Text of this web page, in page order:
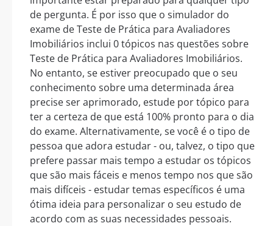
de pergunta. É por isso que o simulador do
exame de Teste de Prática para Avaliadores
Imobiliários inclui 0 tópicos nas questões sobre
Teste de Prática para Avaliadores Imobiliários.
No entanto, se estiver preocupado que o seu
conhecimento sobre uma determinada área
precise ser aprimorado, estude por tópico para
ter a certeza de que está 100% pronto para o dia
do exame. Alternativamente, se você é o tipo de
pessoa que adora estudar - ou, talvez, o tipo que
prefere passar mais tempo a estudar os tópicos
que são mais fáceis e menos tempo nos que são
mais difíceis - estudar temas específicos é uma
ótima ideia para personalizar o seu estudo de
acordo com as suas necessidades pessoais.